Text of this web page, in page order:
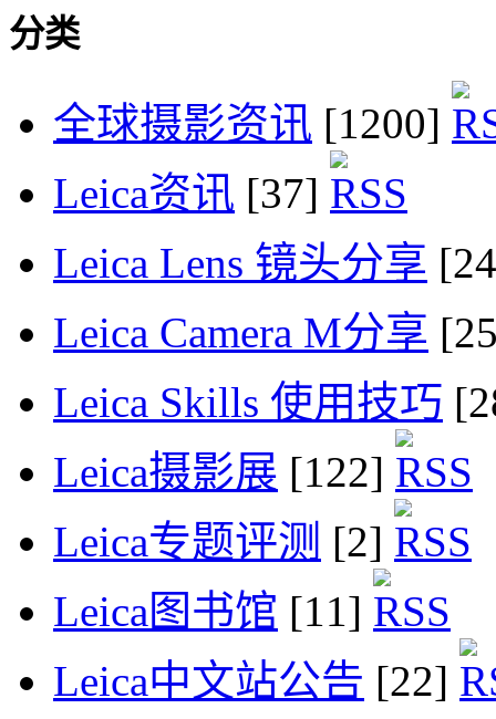
分类
全球摄影资讯 [1200]
Leica资讯 [37]
Leica Lens 镜头分享
Leica Camera M分享
Leica Skills 使用技巧
Leica摄影展 [122]
Leica专题评测 [2]
Leica图书馆 [11]
Leica中文站公告 [22]